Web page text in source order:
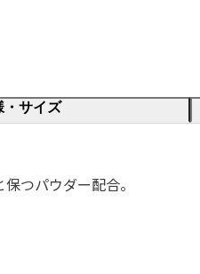
・サイズ
つパウダー配合。